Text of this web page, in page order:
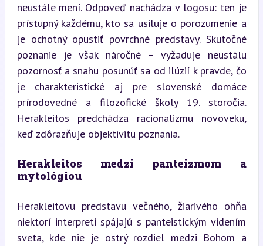
neustále mení. Odpoveď nachádza v logosu: ten je
prístupný každému, kto sa usiluje o porozumenie a
je ochotný opustiť povrchné predstavy. Skutočné
poznanie je však náročné – vyžaduje neustálu
pozornosť a snahu posunúť sa od ilúzií k pravde, čo
je charakteristické aj pre slovenské domáce
prírodovedné a filozofické školy 19. storočia.
Herakleitos predchádza racionalizmu novoveku,
keď zdôrazňuje objektivitu poznania.
Herakleitos medzi panteizmom a
mytológiou
Herakleitovu predstavu večného, žiarivého ohňa
niektorí interpreti spájajú s panteistickým videním
sveta, kde nie je ostrý rozdiel medzi Bohom a